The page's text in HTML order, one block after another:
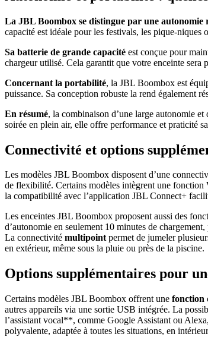
La JBL Boombox se distingue par une autonomie
capacité est idéale pour les festivals, les pique-niques
Sa batterie de grande capacité est conçue pour
chargeur utilisé. Cela garantit que votre enceinte sera
Concernant la portabilité, la JBL Boombox est
puissance. Sa conception robuste la rend également
En résumé, la combinaison d’une large autonomie
soirée en plein air, elle offre performance et praticité
Connectivité et options
Les modèles JBL Boombox disposent d’une
de flexibilité. Certains modèles intègrent une fonction
la compatibilité avec l’application JBL Connect+
Les enceintes JBL Boombox proposent aussi des
d’autonomie en seulement 10 minutes de
La connectivité multipointpermet de jumeler
en extérieur, même sous la pluie ou près de la piscine.
Options supplémentaires pour
Certains modèles JBL Boombox offrent une fonction
autres appareils via une sortie USB intégrée. La
l’assistant vocal**, comme Google Assistant ou
polyvalente, adaptée à toutes les situations, en